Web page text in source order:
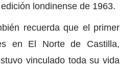
londinense de 1963.
recuerda que el primer
en El Norte de Castilla,
vinculado toda su vida